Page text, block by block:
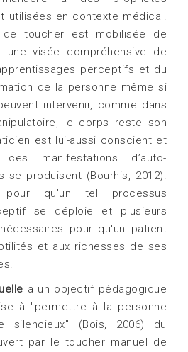
utilisées en contexte médical.
toucher est mobilisée de
une visée compréhensive de
perceptifs et du
de la personne même si
intervenir, comme dans
le corps reste son
est lui-aussi conscient et
manifestations d’auto-
se produisent (Bourhis, 2012).
qu’un tel processus
se déploie et plusieurs
pour qu'un patient
et aux richesses de ses
a un objectif pédagogique
à "permettre à la personne
silencieux" (Bois, 2006) du
par le toucher manuel de